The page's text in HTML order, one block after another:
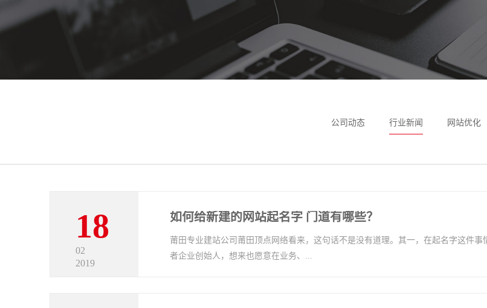
公司动态 行业新闻 网站优化
18
02
2019
如何给新建的网站起名字 门道有哪些？
莆田专业建站公司莆田顶点网络看来，这句话不是没有道理。其一，在起名字这件事
者企业创始人，想来也愿意在业务、...